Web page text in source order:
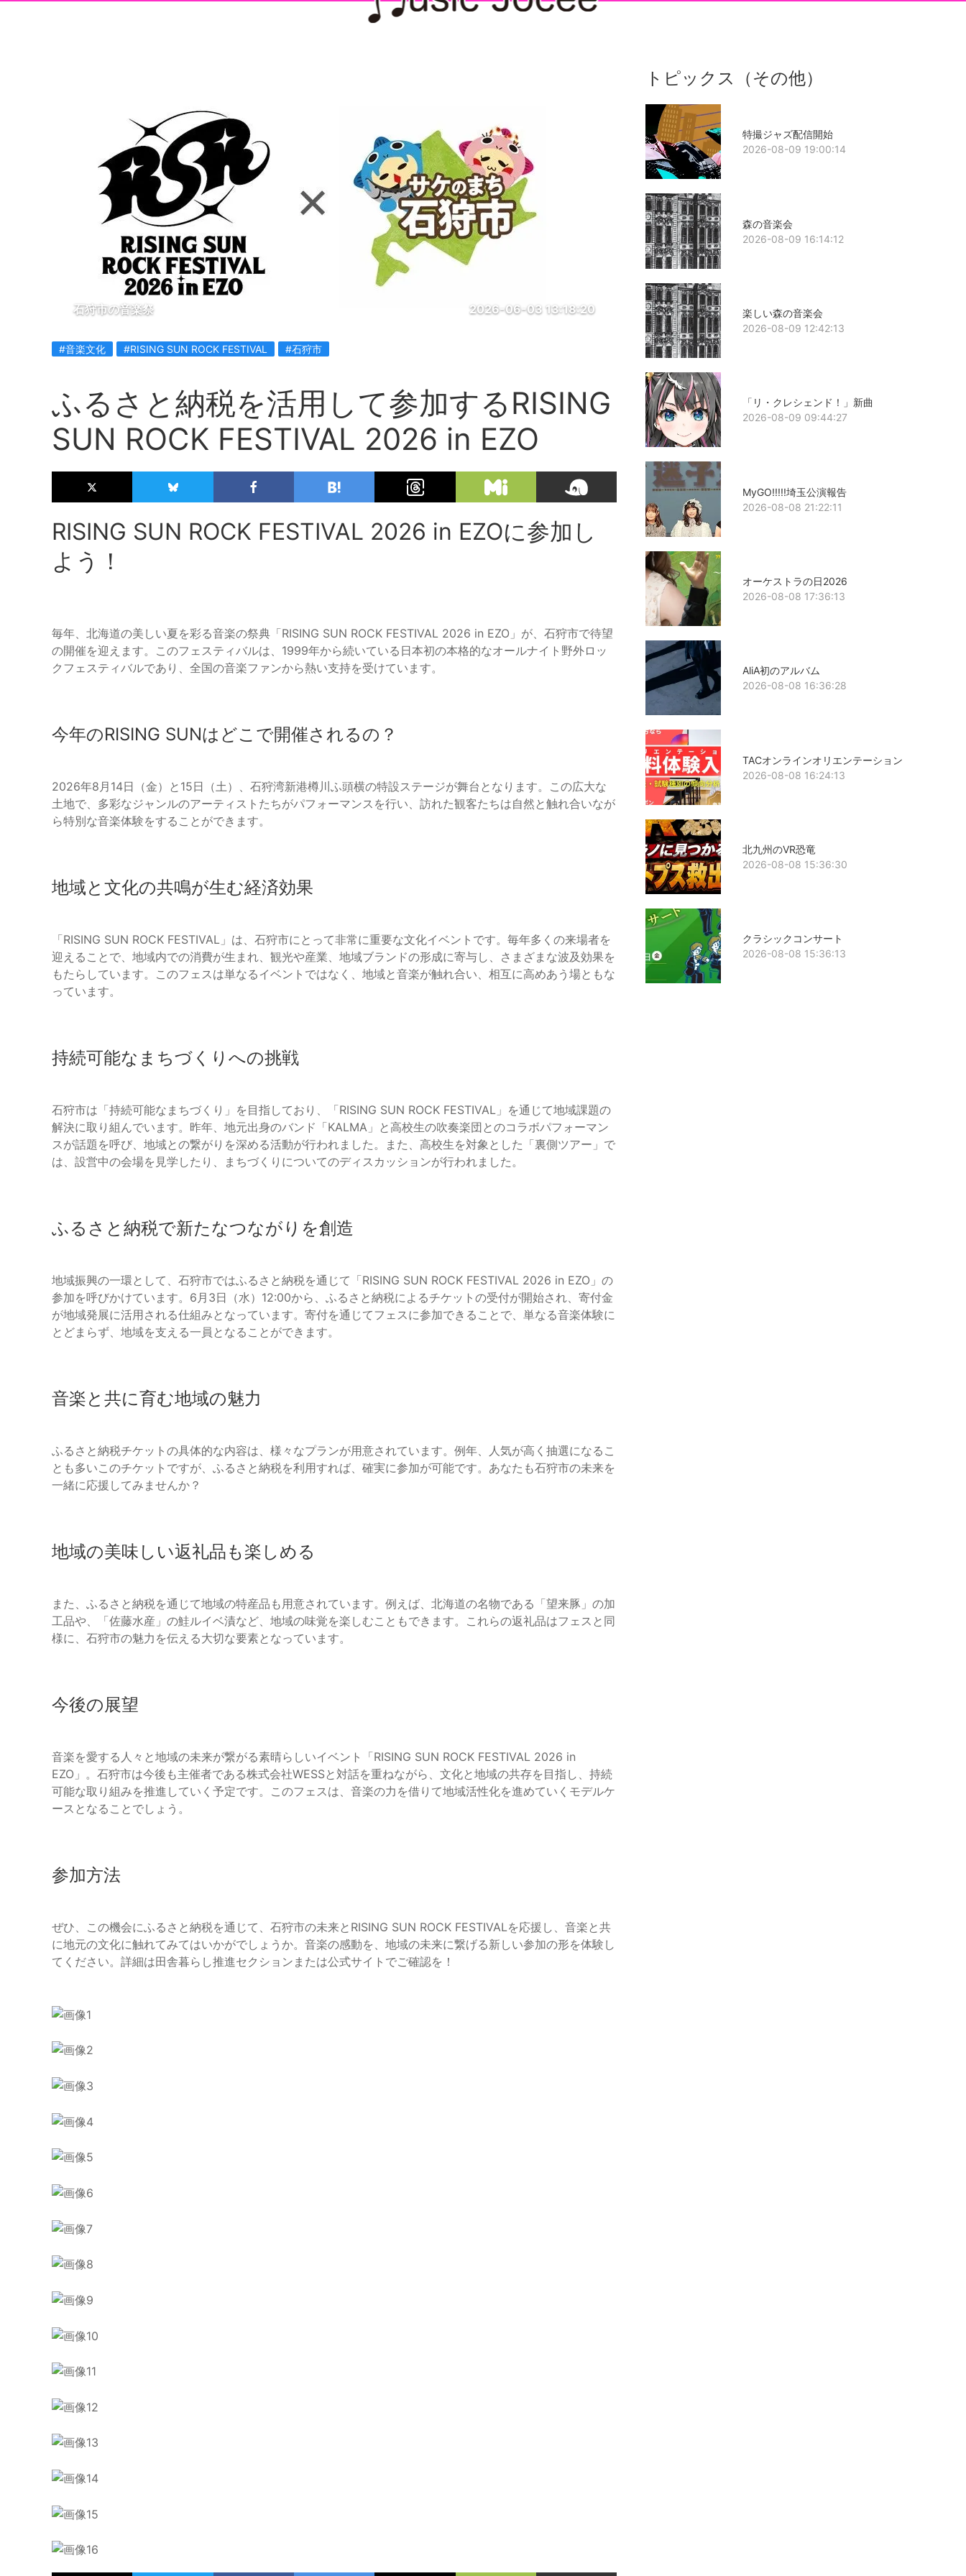
石狩市の音楽祭 2026-06-03 13:18:20
#音楽文化 #RISING SUN ROCK FESTIVAL #石狩市
ふるさと納税を活用して参加するRISING
SUN ROCK FESTIVAL 2026 in EZO
RISING SUN ROCK FESTIVAL 2026 in EZOに参加し
よう！
毎年、北海道の美しい夏を彩る音楽の祭典「RISING SUN ROCK FESTIVAL 2026 in EZO」が、石狩市で待望
の開催を迎えます。このフェスティバルは、1999年から続いている日本初の本格的なオールナイト野外ロッ
クフェスティバルであり、全国の音楽ファンから熱い支持を受けています。
今年のRISING SUNはどこで開催されるの？
2026年8月14日（金）と15日（土）、石狩湾新港樽川ふ頭横の特設ステージが舞台となります。この広大な
土地で、多彩なジャンルのアーティストたちがパフォーマンスを行い、訪れた観客たちは自然と触れ合いなが
ら特別な音楽体験をすることができます。
地域と文化の共鳴が生む経済効果
「RISING SUN ROCK FESTIVAL」は、石狩市にとって非常に重要な文化イベントです。毎年多くの来場者を
迎えることで、地域内での消費が生まれ、観光や産業、地域ブランドの形成に寄与し、さまざまな波及効果を
もたらしています。このフェスは単なるイベントではなく、地域と音楽が触れ合い、相互に高めあう場ともな
っています。
持続可能なまちづくりへの挑戦
石狩市は「持続可能なまちづくり」を目指しており、「RISING SUN ROCK FESTIVAL」を通じて地域課題の
解決に取り組んでいます。昨年、地元出身のバンド「KALMA」と高校生の吹奏楽団とのコラボパフォーマン
スが話題を呼び、地域との繋がりを深める活動が行われました。また、高校生を対象とした「裏側ツアー」で
は、設営中の会場を見学したり、まちづくりについてのディスカッションが行われました。
ふるさと納税で新たなつながりを創造
地域振興の一環として、石狩市ではふるさと納税を通じて「RISING SUN ROCK FESTIVAL 2026 in EZO」の
参加を呼びかけています。6月3日（水）12:00から、ふるさと納税によるチケットの受付が開始され、寄付金
が地域発展に活用される仕組みとなっています。寄付を通じてフェスに参加できることで、単なる音楽体験に
とどまらず、地域を支える一員となることができます。
音楽と共に育む地域の魅力
ふるさと納税チケットの具体的な内容は、様々なプランが用意されています。例年、人気が高く抽選になるこ
とも多いこのチケットですが、ふるさと納税を利用すれば、確実に参加が可能です。あなたも石狩市の未来を
一緒に応援してみませんか？
地域の美味しい返礼品も楽しめる
また、ふるさと納税を通じて地域の特産品も用意されています。例えば、北海道の名物である「望来豚」の加
工品や、「佐藤水産」の鮭ルイベ漬など、地域の味覚を楽しむこともできます。これらの返礼品はフェスと同
様に、石狩市の魅力を伝える大切な要素となっています。
今後の展望
音楽を愛する人々と地域の未来が繋がる素晴らしいイベント「RISING SUN ROCK FESTIVAL 2026 in
EZO」。石狩市は今後も主催者である株式会社WESSと対話を重ねながら、文化と地域の共存を目指し、持続
可能な取り組みを推進していく予定です。このフェスは、音楽の力を借りて地域活性化を進めていくモデルケ
ースとなることでしょう。
参加方法
ぜひ、この機会にふるさと納税を通じて、石狩市の未来とRISING SUN ROCK FESTIVALを応援し、音楽と共
に地元の文化に触れてみてはいかがでしょうか。音楽の感動を、地域の未来に繋げる新しい参加の形を体験し
てください。詳細は田舎暮らし推進セクションまたは公式サイトでご確認を！
トピックス（その他）
特撮ジャズ配信開始
2026-08-09 19:00:14
森の音楽会
2026-08-09 16:14:12
楽しい森の音楽会
2026-08-09 12:42:13
「リ・クレシェンド！」新曲
2026-08-09 09:44:27
MyGO!!!!!埼玉公演報告
2026-08-08 21:22:11
オーケストラの日2026
2026-08-08 17:36:13
AliA初のアルバム
2026-08-08 16:36:28
TACオンラインオリエンテーション
2026-08-08 16:24:13
北九州のVR恐竜
2026-08-08 15:36:30
クラシックコンサート
2026-08-08 15:36:13